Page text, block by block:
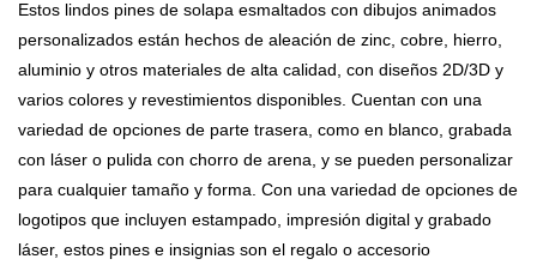
Estos lindos pines de solapa esmaltados con dibujos animados
personalizados están hechos de aleación de zinc, cobre, hierro,
aluminio y otros materiales de alta calidad, con diseños 2D/3D y
varios colores y revestimientos disponibles. Cuentan con una
variedad de opciones de parte trasera, como en blanco, grabada
con láser o pulida con chorro de arena, y se pueden personalizar
para cualquier tamaño y forma. Con una variedad de opciones de
logotipos que incluyen estampado, impresión digital y grabado
láser, estos pines e insignias son el regalo o accesorio